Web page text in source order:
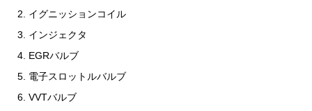
イグニッションコイル
インジェクタ
EGRバルブ
電子スロットルバルブ
VVTバルブ